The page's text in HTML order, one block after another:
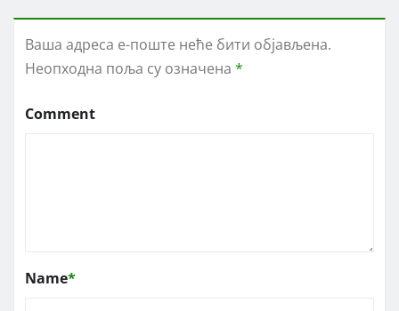
Ваша адреса е-поште неће бити објављена.
Неопходна поља су означена *
Comment
Name*